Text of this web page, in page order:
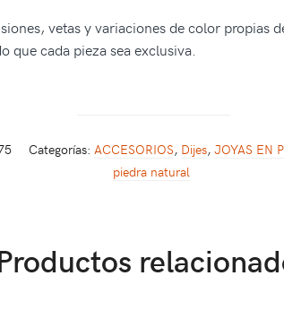
vetas y variaciones de color
que cada pieza sea exclusiva.
Categorías: ACCESORIOS, Dijes, JOYAS EN
piedra natural